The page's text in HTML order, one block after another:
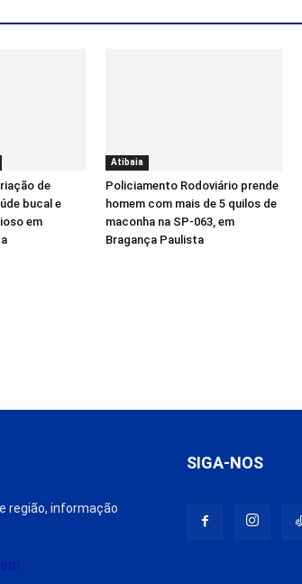
de
bucal e
em
Atibaia
Policiamento Rodoviário prende
homem com mais de 5 quilos de
maconha na SP-063, em
Bragança Paulista
região, informação
SIGA-NOS